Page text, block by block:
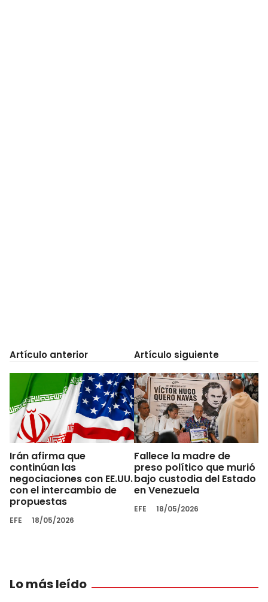
Artículo anterior
Irán afirma que
continúan las
negociaciones con EE.UU.
con el intercambio de
propuestas
EFE 18/05/2026
Artículo siguiente
Fallece la madre de
preso político que murió
bajo custodia del Estado
en Venezuela
EFE 18/05/2026
Lo más leído